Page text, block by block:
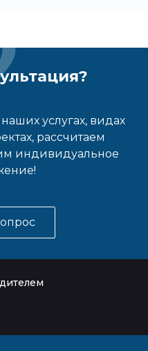
услугах, видах
рассчитаем
индивидуальное